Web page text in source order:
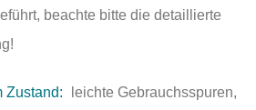
beachte bitte die detaillierte
Zustand:
leichte Gebrauchsspuren,